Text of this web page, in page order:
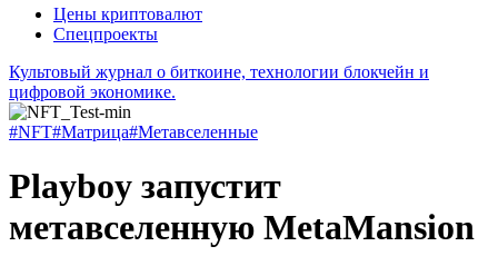
Цены криптовалют
Спецпроекты
Культовый журнал о биткоине, технологии блокчейн и
цифровой экономике.
#NFT#Матрица#Метавселенные
Playboy запустит
метавселенную MetaMansion